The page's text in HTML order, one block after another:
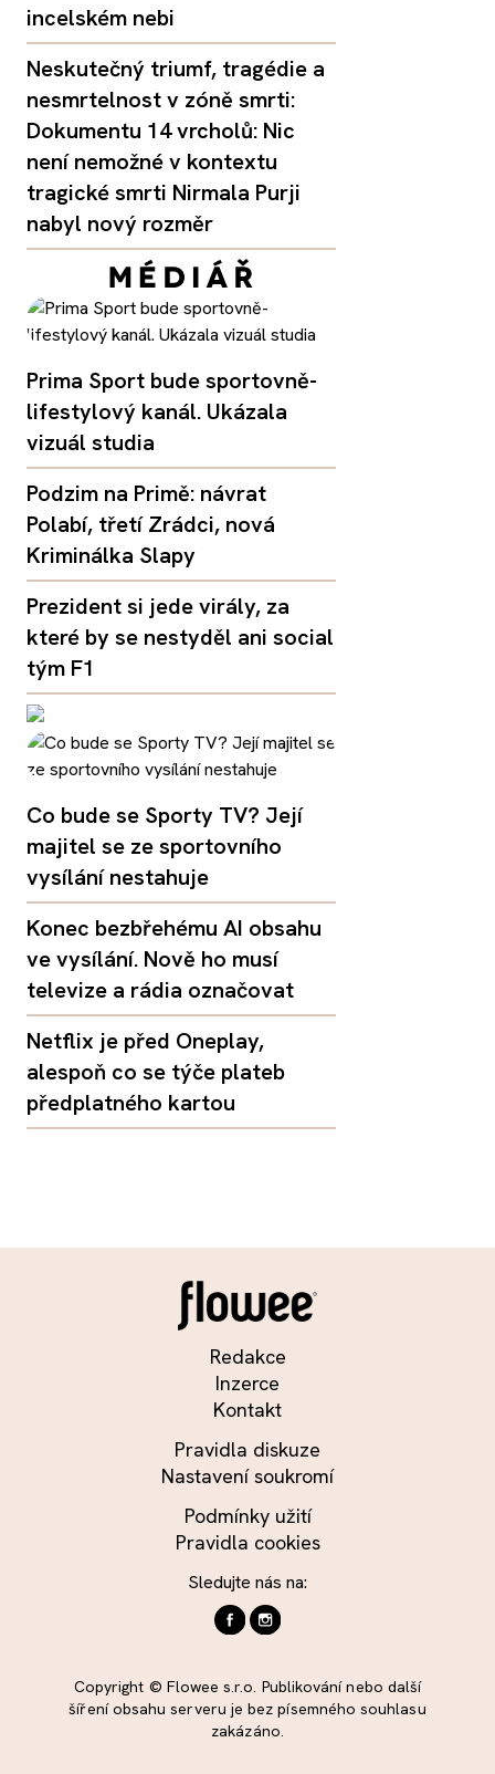
incelském nebi
Neskutečný triumf, tragédie a
nesmrtelnost v zóně smrti:
Dokumentu 14 vrcholů: Nic
není nemožné v kontextu
tragické smrti Nirmala Purji
nabyl nový rozměr
Prima Sport bude sportovně-
lifestylový kanál. Ukázala
vizuál studia
Podzim na Primě: návrat
Polabí, třetí Zrádci, nová
Kriminálka Slapy
Prezident si jede virály, za
které by se nestyděl ani social
tým F1
Co bude se Sporty TV? Její
majitel se ze sportovního
vysílání nestahuje
Konec bezbřehému AI obsahu
ve vysílání. Nově ho musí
televize a rádia označovat
Netflix je před Oneplay,
alespoň co se týče plateb
předplatného kartou
Redakce
Inzerce
Kontakt
Pravidla diskuze
Nastavení soukromí
Podmínky užití
Pravidla cookies
Sledujte nás na:
Copyright © Flowee s.r.o. Publikování nebo další
šíření obsahu serveru je bez písemného souhlasu
zakázáno.